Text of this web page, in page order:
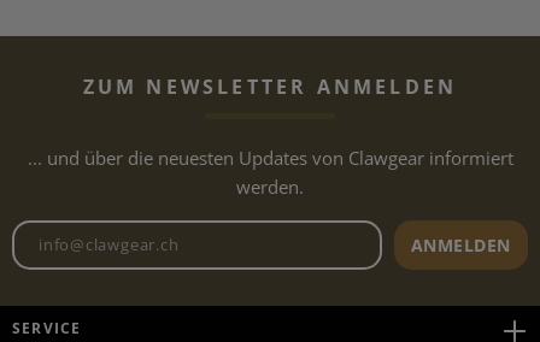
ZUM NEWSLETTER ANMELDEN
... und über die neuesten Updates von Clawgear informiert
werden.
Newsletter E-Mail-Adresse
ANMELDEN
SERVICE